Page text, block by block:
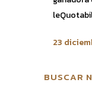
23
BUSCAR